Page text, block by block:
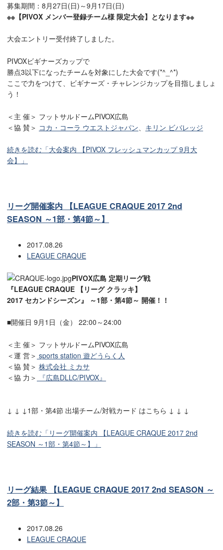
募集期間：8月27日(日)～9月17日(日)
※※【PIVOX メンバー登録チーム様 限定大会】となります※※
大会エントリー受付終了しました。
PIVOXビギナーズカップで
勝点3以下になったチームを対象にした大会です(*^_^*)
ここで力をつけて、ビギナーズ・チャレンジカップを目指しましょ
う！
＜主 催＞ フットサルドームPIVOX広島
＜協 賛＞ コカ・コーラ ウエストジャパン キリン ビバレッジ
続きを読む「大会案内 【PIVOX フレッシュマンカップ 9月大
会】」
リーグ開催案内 【LEAGUE CRAQUE 2017 2nd
SEASON ～1部・第4節～】
2017.08.26
LEAGUE CRAQUE
PIVOX広島 定期リーグ戦
『LEAGUE CRAQUE 【リーグ クラッキ】
2017 セカンドシーズン』 ～1部・第4節～ 開催！！
■開催日 9月1日（金） 22:00～24:00
＜主 催＞ フットサルドームPIVOX広島
＜運 営＞ sports station 遊どうらく人
＜協 賛＞ 株式会社 ミカサ
＜協 力＞
『広島DLLC/PIVOX』
↓ ↓ ↓1部・第4節 出場チーム/対戦カード はこちら ↓ ↓ ↓
続きを読む「リーグ開催案内 【LEAGUE CRAQUE 2017 2nd
SEASON ～1部・第4節～】」
リーグ結果 【LEAGUE CRAQUE 2017 2nd SEASON ～
2部・第3節～】
2017.08.26
LEAGUE CRAQUE